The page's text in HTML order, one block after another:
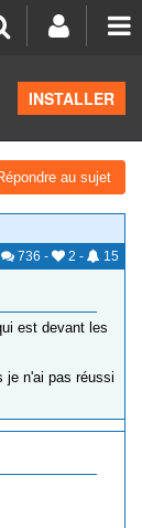
INSTALLER
au sujet
736 - 2 -
15
est devant les
je n'ai pas réussi